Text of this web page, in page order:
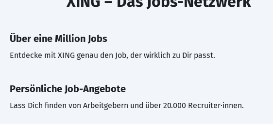
Über eine Million Jobs
Entdecke mit XING genau den Job, der wirklich zu Dir passt.
Persönliche Job-Angebote
Lass Dich finden von Arbeitgebern und über 20.000 Recruiter·innen.